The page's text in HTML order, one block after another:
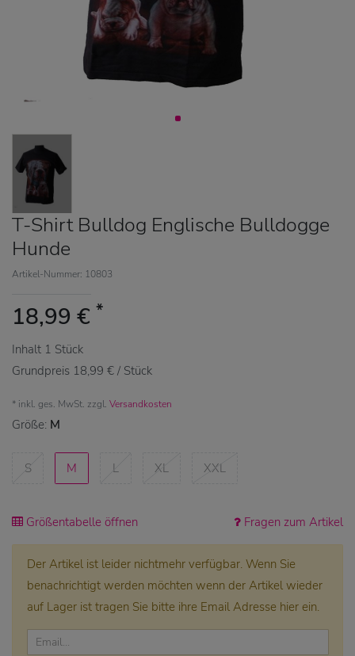
T-Shirt Bulldog Englische Bulldogge
Hunde
Artikel-Nummer: 10803
18,99 € *
Inhalt 1 Stück
Grundpreis 18,99 € / Stück
* inkl. ges. MwSt. zzgl. Versandkosten
Größe: M
S M L XL XXL
Größentabelle öffnen Fragen zum Artikel
Der Artikel ist leider nichtmehr verfügbar. Wenn Sie
benachrichtigt werden möchten wenn der Artikel wieder
auf Lager ist tragen Sie bitte ihre Email Adresse hier ein.